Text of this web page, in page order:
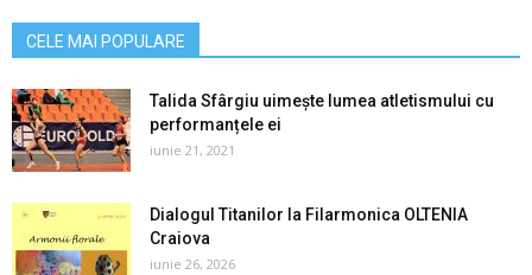
CELE MAI POPULARE
Talida Sfârgiu uimește lumea atletismului cu
performanțele ei
iunie 21, 2021
Dialogul Titanilor la Filarmonica OLTENIA
Craiova
iunie 26, 2026